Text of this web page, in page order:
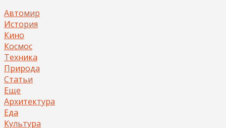
Автомир
История
Кино
Космос
Техника
Природа
Статьи
Еще
Архитектура
Еда
Культура